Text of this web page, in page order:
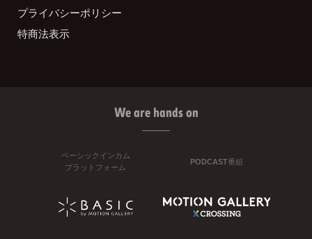
プライバシーポリシー
特商法表示
We are hands on
ベーシックインカム
プラットフォーム
PODCAST番組